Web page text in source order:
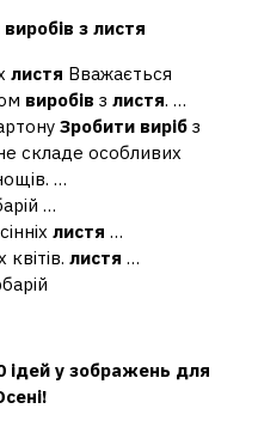
виробів з листя
листя Вважається
виробів з листя. …
Зробити вирібз
складе особливих
…
…
листя …
квітів. листя …
ідей у ​​зображень для